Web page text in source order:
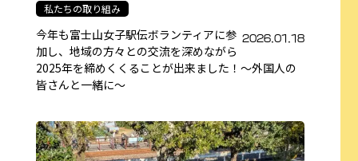
私たちの取り組み
2026.01.18
今年も富士山女子駅伝ボランティアに参
加し、地域の方々との交流を深めながら
2025年を締めくくることが出来ました！～外国人の
皆さんと一緒に～